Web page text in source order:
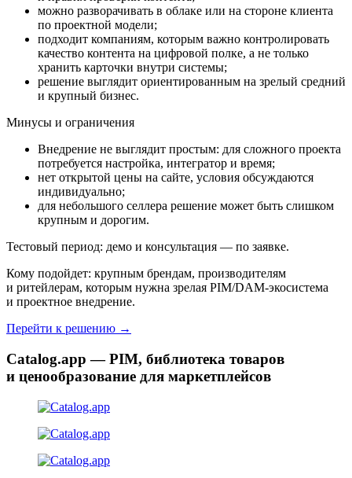
можно разворачивать в облаке или на стороне клиента
по проектной модели;
подходит компаниям, которым важно контролировать
качество контента на цифровой полке, а не только
хранить карточки внутри системы;
решение выглядит ориентированным на зрелый средний
и крупный бизнес.
Минусы и ограничения
Внедрение не выглядит простым: для сложного проекта
потребуется настройка, интегратор и время;
нет открытой цены на сайте, условия обсуждаются
индивидуально;
для небольшого селлера решение может быть слишком
крупным и дорогим.
Тестовый период: демо и консультация — по заявке.
Кому подойдет: крупным брендам, производителям
и ритейлерам, которым нужна зрелая PIM/DAM-экосистема
и проектное внедрение.
Перейти к решению →
Catalog.app — PIM, библиотека товаров
и ценообразование для маркетплейсов